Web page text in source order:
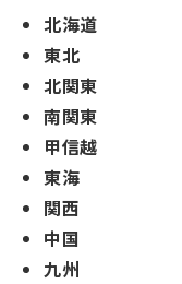
北海道
東北
北関東
南関東
甲信越
東海
関西
中国
九州